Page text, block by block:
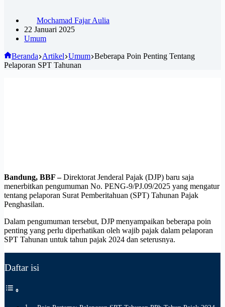
Mochamad Fajar Aulia
22 Januari 2025
Umum
Beranda Artikel Umum Beberapa Poin Penting Tentang
Pelaporan SPT Tahunan
Bandung, BBF –Direktorat Jenderal Pajak (DJP) baru saja
menerbitkan pengumuman No. PENG-9/PJ.09/2025 yang mengatur
tentang pelaporan Surat Pemberitahuan (SPT) Tahunan Pajak
Penghasilan.
Dalam pengumuman tersebut, DJP menyampaikan beberapa poin
penting yang perlu diperhatikan oleh wajib pajak dalam pelaporan
SPT Tahunan untuk tahun pajak 2024 dan seterusnya.
Daftar isi